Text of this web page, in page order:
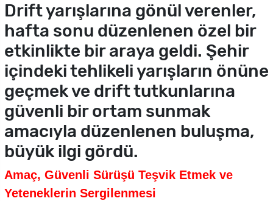
Drift yarışlarına gönül verenler,
hafta sonu düzenlenen özel bir
etkinlikte bir araya geldi. Şehir
içindeki tehlikeli yarışların önüne
geçmek ve drift tutkunlarına
güvenli bir ortam sunmak
amacıyla düzenlenen buluşma,
büyük ilgi gördü.
Amaç, Güvenli Sürüşü Teşvik Etmek ve
Yeteneklerin Sergilenmesi